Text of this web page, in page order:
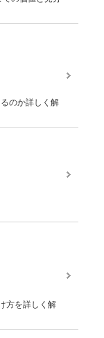
のか詳しく解
方を詳しく解